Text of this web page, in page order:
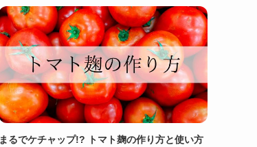
まるでケチャップ!? トマト麹の作り方と使い方